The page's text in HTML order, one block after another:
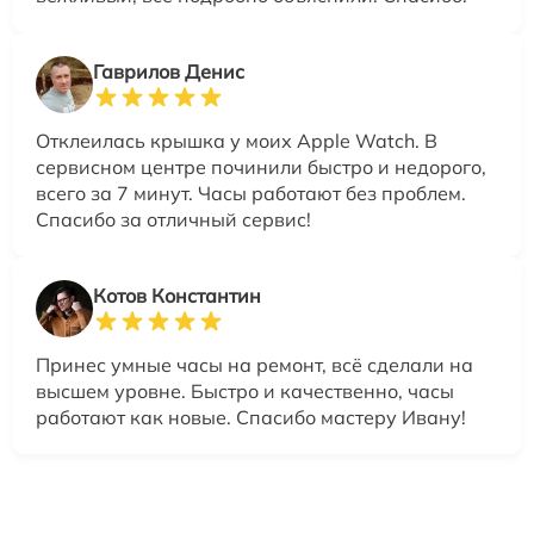
Гаврилов Денис
Отклеилась крышка у моих Apple Watch. В
сервисном центре починили быстро и недорого,
всего за 7 минут. Часы работают без проблем.
Спасибо за отличный сервис!
Котов Константин
Принес умные часы на ремонт, всё сделали на
высшем уровне. Быстро и качественно, часы
работают как новые. Спасибо мастеру Ивану!